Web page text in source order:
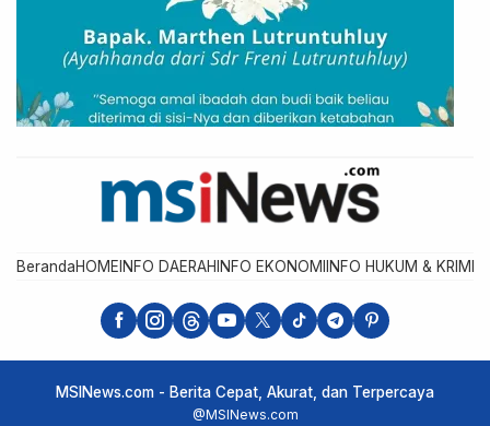
BerandaHOME INFO DAERAH INFO EKONOMI INFO HUKUM &
MSINews.com - Berita Cepat, Akurat, dan Terpercaya
@MSINews.com